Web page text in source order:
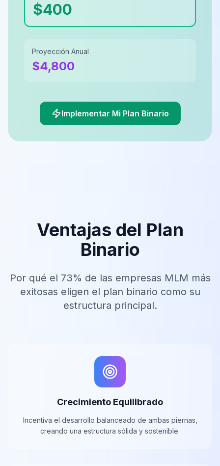
$400
Proyección Anual
$4,800
Implementar Mi Plan Binario
Ventajas del Plan
Binario
Por qué el 73% de las empresas MLM más
exitosas eligen el plan binario como su
estructura principal.
Crecimiento Equilibrado
Incentiva el desarrollo balanceado de ambas piernas,
creando una estructura sólida y sostenible.